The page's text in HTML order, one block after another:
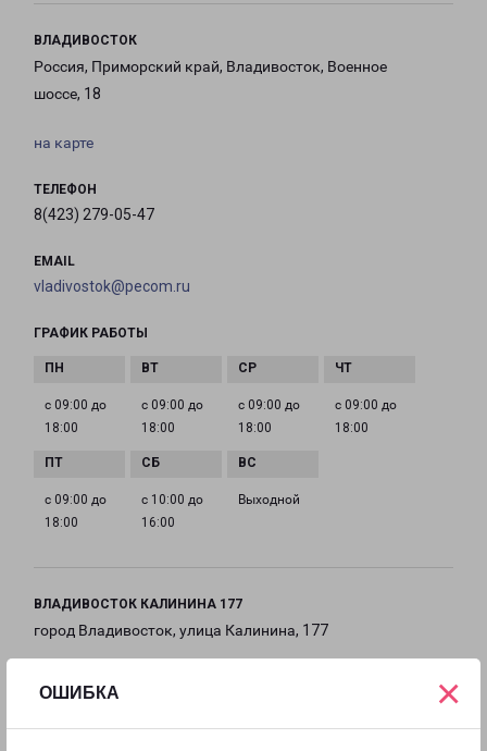
ОШИБКА ×
ВЛАДИВОСТОК
Россия, Приморский край, Владивосток, Военное
шоссе, 18
на карте
ТЕЛЕФОН
8(423) 279-05-47
EMAIL
vladivostok@pecom.ru
ГРАФИК РАБОТЫ
с 09:00 до
18:00
с 09:00 до
18:00
с 09:00 до
18:00
с 09:00 до
18:00
с 09:00 до
18:00
с 10:00 до
16:00
Выходной
ВЛАДИВОСТОК КАЛИНИНА 177
город Владивосток, улица Калинина, 177
ТЕЛЕФОН